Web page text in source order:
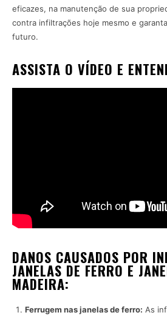
eficazes, na manutenção de sua
contra infiltrações hoje mesmo e
futuro.
ASSISTA O VÍDEO E
DANOS CAUSADOS POR
JANELAS DE FERRO E
MADEIRA:
Ferrugem nas janelas de ferro: As